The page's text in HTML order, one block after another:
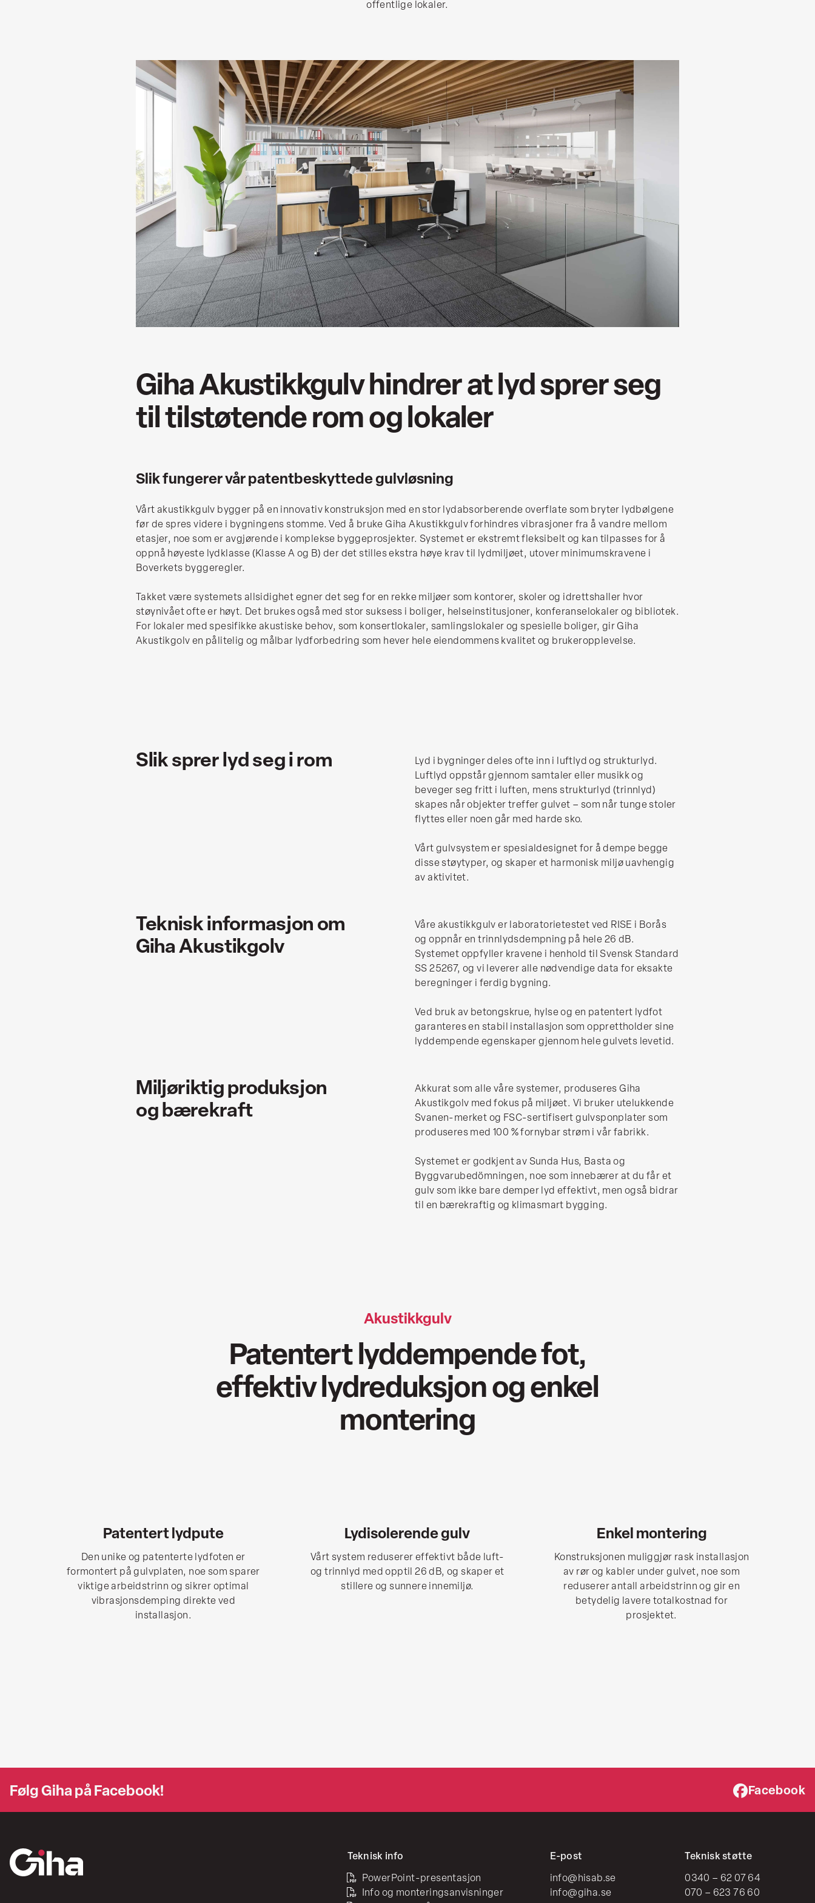
offentlige lokaler.
Giha Akustikkgulv hindrer at lyd sprer seg
til tilstøtende rom og lokaler
Slik fungerer vår patentbeskyttede gulvløsning
Vårt akustikkgulv bygger på en innovativ konstruksjon med en stor lydabsorberende overflate som bryter lydbølgene
før de spres videre i bygningens stomme. Ved å bruke Giha Akustikkgulv forhindres vibrasjoner fra å vandre mellom
etasjer, noe som er avgjørende i komplekse byggeprosjekter. Systemet er ekstremt fleksibelt og kan tilpasses for å
oppnå høyeste lydklasse (Klasse A og B) der det stilles ekstra høye krav til lydmiljøet, utover minimumskravene i
Boverkets byggeregler.
Takket være systemets allsidighet egner det seg for en rekke miljøer som kontorer, skoler og idrettshaller hvor
støynivået ofte er høyt. Det brukes også med stor suksess i boliger, helseinstitusjoner, konferanselokaler og bibliotek.
For lokaler med spesifikke akustiske behov, som konsertlokaler, samlingslokaler og spesielle boliger, gir Giha
Akustikgolv en pålitelig og målbar lydforbedring som hever hele eiendommens kvalitet og brukeropplevelse.
Slik sprer lyd seg i rom
Lyd i bygninger deles ofte inn i luftlyd og strukturlyd.
Luftlyd oppstår gjennom samtaler eller musikk og
beveger seg fritt i luften, mens strukturlyd (trinnlyd)
skapes når objekter treffer gulvet – som når tunge stoler
flyttes eller noen går med harde sko.
Vårt gulvsystem er spesialdesignet for å dempe begge
disse støytyper, og skaper et harmonisk miljø uavhengig
av aktivitet.
Teknisk informasjon om
Giha Akustikgolv
Våre akustikkgulv er laboratorietestet ved RISE i Borås
og oppnår en trinnlydsdempning på hele 26 dB.
Systemet oppfyller kravene i henhold til Svensk Standard
SS 25267, og vi leverer alle nødvendige data for eksakte
beregninger i ferdig bygning.
Ved bruk av betongskrue, hylse og en patentert lydfot
garanteres en stabil installasjon som opprettholder sine
lyddempende egenskaper gjennom hele gulvets levetid.
Miljøriktig produksjon
og bærekraft
Akkurat som alle våre systemer, produseres Giha
Akustikgolv med fokus på miljøet. Vi bruker utelukkende
Svanen-merket og FSC-sertifisert gulvsponplater som
produseres med 100 % fornybar strøm i vår fabrikk.
Systemet er godkjent av Sunda Hus, Basta og
Byggvarubedömningen, noe som innebærer at du får et
gulv som ikke bare demper lyd effektivt, men også bidrar
til en bærekraftig og klimasmart bygging.
Akustikkgulv
Patentert lyddempende fot,
effektiv lydreduksjon og enkel
montering
Patentert lydpute
Den unike og patenterte lydfoten er
formontert på gulvplaten, noe som sparer
viktige arbeidstrinn og sikrer optimal
vibrasjonsdemping direkte ved
installasjon.
Lydisolerende gulv
Vårt system reduserer effektivt både luft-
og trinnlyd med opptil 26 dB, og skaper et
stillere og sunnere innemiljø.
Enkel montering
Konstruksjonen muliggjør rask installasjon
av rør og kabler under gulvet, noe som
reduserer antall arbeidstrinn og gir en
betydelig lavere totalkostnad for
prosjektet.
Følg Giha på Facebook! Facebook
Teknisk info
PowerPoint-presentasjon
Info og monteringsanvisninger
E-post
info@hisab.se
info@giha.se
Teknisk støtte
0340 – 62 07 64
070 – 623 76 60